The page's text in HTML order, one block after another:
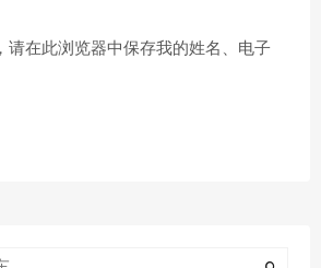
请在此浏览器中保存我的姓名、电子